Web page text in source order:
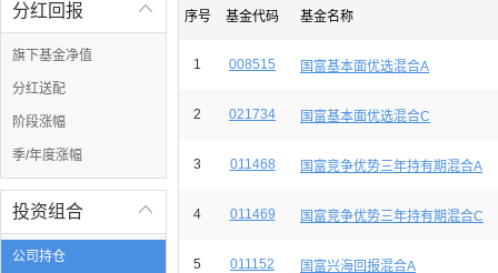

分红回报
旗下基金净值
分红送配
阶段涨幅
季/年度涨幅

投资组合
公司持仓
序号 基金代码 基金名称
1 008515 国富基本面优选混合A
2 021734 国富基本面优选混合C
3 011468 国富竞争优势三年持有期混合A
4 011469 国富竞争优势三年持有期混合C
5 011152 国富兴海回报混合A